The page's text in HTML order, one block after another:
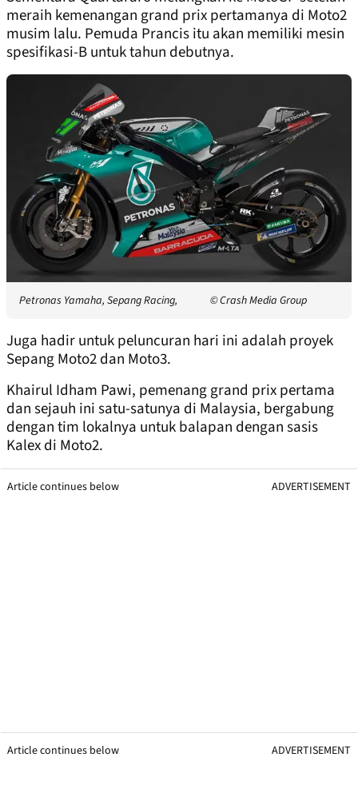
meraih kemenangan grand prix pertamanya di Moto2
musim lalu. Pemuda Prancis itu akan memiliki mesin
spesifikasi-B untuk tahun debutnya.
Petronas Yamaha, Sepang Racing, © Crash Media Group
Juga hadir untuk peluncuran hari ini adalah proyek
Sepang Moto2 dan Moto3.
Khairul Idham Pawi, pemenang grand prix pertama
dan sejauh ini satu-satunya di Malaysia, bergabung
dengan tim lokalnya untuk balapan dengan sasis
Kalex di Moto2.
Article continues below ADVERTISEMENT
Article continues below ADVERTISEMENT